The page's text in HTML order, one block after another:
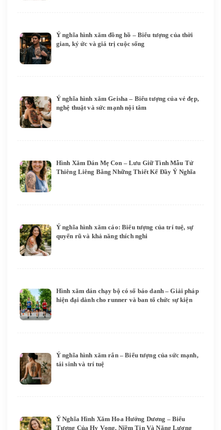
Ý nghĩa hình xăm đồng hồ – Biểu tượng của thời
gian, ký ức và giá trị cuộc sống
Ý nghĩa hình xăm Geisha – Biểu tượng của vẻ đẹp,
nghệ thuật và sức mạnh nội tâm
Hình Xăm Dán Mẹ Con – Lưu Giữ Tình Mẫu Tử
Thiêng Liêng Bằng Những Thiết Kế Đầy Ý Nghĩa
Ý nghĩa hình xăm cáo: Biểu tượng của trí tuệ, sự
quyến rũ và khả năng thích nghi
Hình xăm dán chạy bộ có số báo danh – Giải pháp
hiện đại dành cho runner và ban tổ chức sự kiện
Ý nghĩa hình xăm rắn – Biểu tượng của sức mạnh,
tái sinh và trí tuệ
Ý Nghĩa Hình Xăm Hoa Hướng Dương – Biểu
Tượng Của Hy Vọng, Niềm Tin Và Năng Lượng